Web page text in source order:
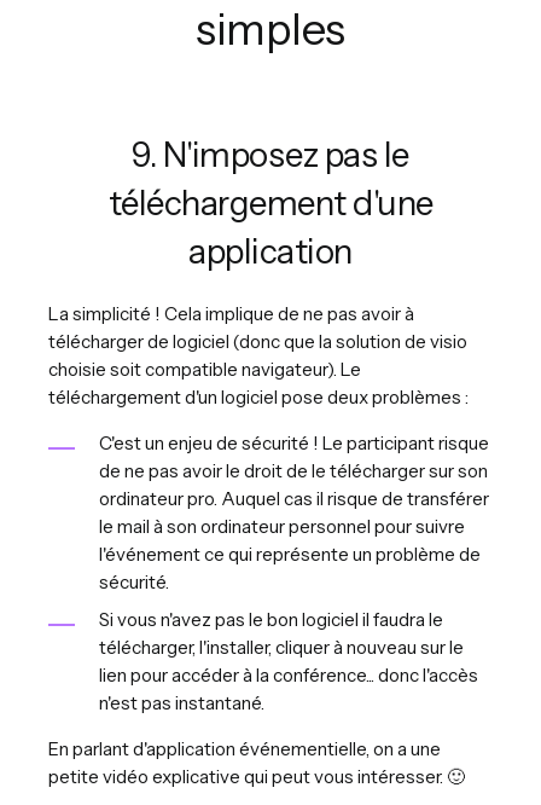
simples
9. N'imposez pas le
téléchargement d'une
application
La simplicité ! Cela implique de ne pas avoir à
télécharger de logiciel (donc que la solution de visio
choisie soit compatible navigateur). Le
téléchargement d'un logiciel pose deux problèmes :
C'est un enjeu de sécurité ! Le participant risque
de ne pas avoir le droit de le télécharger sur son
ordinateur pro. Auquel cas il risque de transférer
le mail à son ordinateur personnel pour suivre
l'événement ce qui représente un problème de
sécurité.
Si vous n'avez pas le bon logiciel il faudra le
télécharger, l'installer, cliquer à nouveau sur le
lien pour accéder à la conférence... donc l'accès
n'est pas instantané.
En parlant d'application événementielle, on a une
petite vidéo explicative qui peut vous intéresser. 🙂